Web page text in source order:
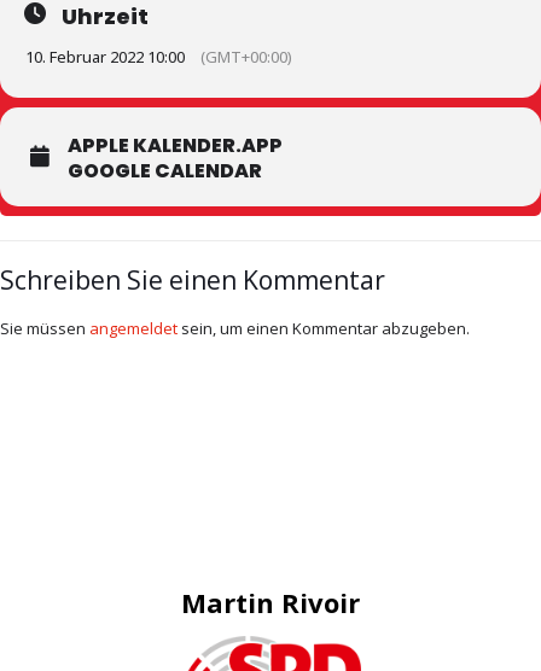
Uhrzeit
10. Februar 2022 10:00 (GMT+00:00)
APPLE KALENDER.APP
GOOGLE CALENDAR
Schreiben Sie einen Kommentar
Sie müssen angemeldet sein, um einen Kommentar abzugeben.
Martin Rivoir